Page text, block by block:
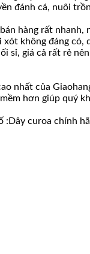
đánh cá, nuôi
hàng rất
không đáng có,
sỉ, giá cả rất rẻ
nhất của
hơn giúp quý
curoa chính